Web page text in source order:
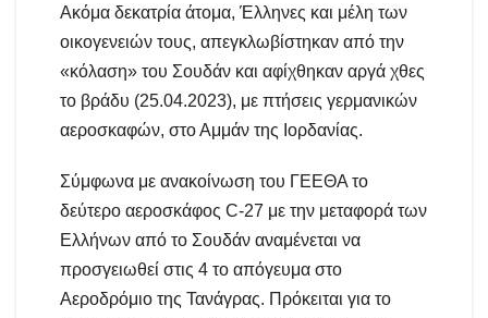
Ακόμα δεκατρία άτομα, Έλληνες και μέλη των
οικογενειών τους, απεγκλωβίστηκαν από την
«κόλαση» του Σουδάν και αφίχθηκαν αργά χθες
το βράδυ (25.04.2023), με πτήσεις γερμανικών
αεροσκαφών, στο Αμμάν της Ιορδανίας.
Σύμφωνα με ανακοίνωση του ΓΕΕΘΑ το
δεύτερο αεροσκάφος C-27 με την μεταφορά των
Ελλήνων από το Σουδάν αναμένεται να
προσγειωθεί στις 4 το απόγευμα στο
Αεροδρόμιο της Τανάγρας. Πρόκειται για το